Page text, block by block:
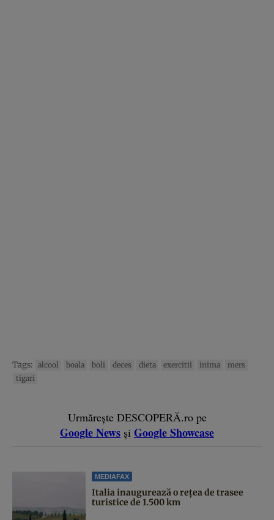
Tags: alcool boala boli deces dieta exercitii inima
mers
tigari
Urmărește DESCOPERĂ.ro pe
Google News și Google Showcase
MEDIAFAX
Italia inaugurează o rețea de trasee
turistice de 1.500 km